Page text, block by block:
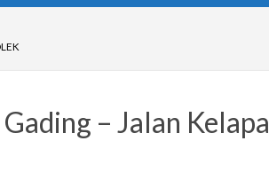
– Jalan Kelapa